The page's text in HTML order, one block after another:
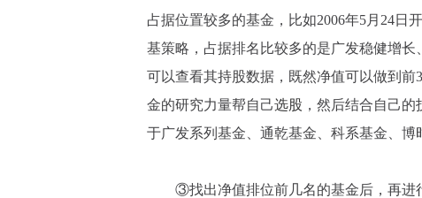
占据位置较多的基金，比如2006年5月24日
基策略，占据排名比较多的是广发稳健增长
可以查看其持股数据，既然净值可以做到
金的研究力量帮自己选股 ，然后结合自己
于广发系列基金、通乾基金、科系基金、博
③找出净值排位前几名的基金后，再进